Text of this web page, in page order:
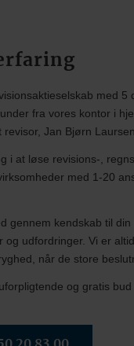
med 5
fra vores kontor i
Jan Bjørn Laursen.
i at løse revisions-,
med 1-20
gennem kendskab til
og udfordringer. Vi er
når de store
og gratis